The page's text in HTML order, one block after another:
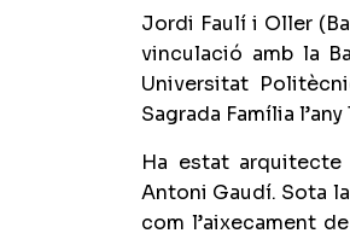
Jordi Faulí i Oller
vinculació amb la
Universitat
Sagrada Família l’any
Ha estat
Antoni Gaudí. Sota
com l’aixecament